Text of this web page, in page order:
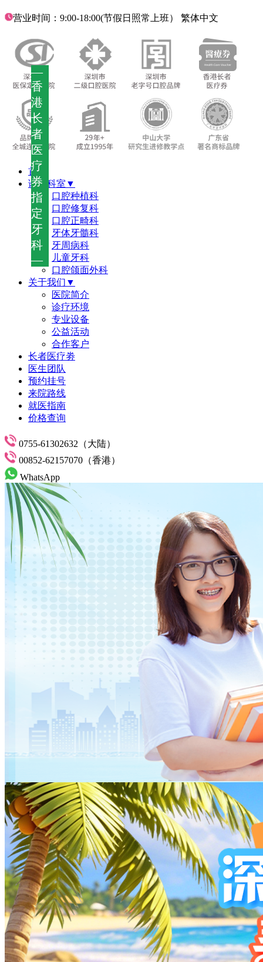
—
香
港
长
者
医
疗
券
指
定
牙
科
—
营业时间：9:00-18:00(节假日照常上班） 繁体中文
首页
诊疗科室▼
口腔种植科
口腔修复科
口腔正畸科
牙体牙髓科
牙周病科
儿童牙科
口腔颌面外科
关于我们▼
医院简介
诊疗环境
专业设备
公益活动
合作客户
长者医疗劵
医生团队
预约挂号
来院路线
就医指南
价格查询
0755-61302632（大陆）
00852-62157070（香港）
WhatsApp